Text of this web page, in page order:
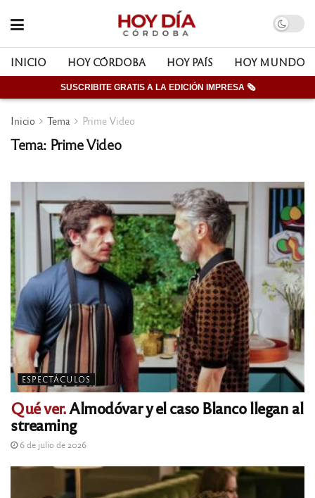
INICIO HOY CÓRDOBA HOY PAÍS HOY MUNDO
SUSCRIBITE GRATIS A LA EDICIÓN IMPRESA 🗞
Inicio Tema Prime Video
Tema: Prime Video
ESPECTÁCULOS
Qué ver.Almodóvar y el caso Blanco llegan al
streaming
6 de julio de 2026